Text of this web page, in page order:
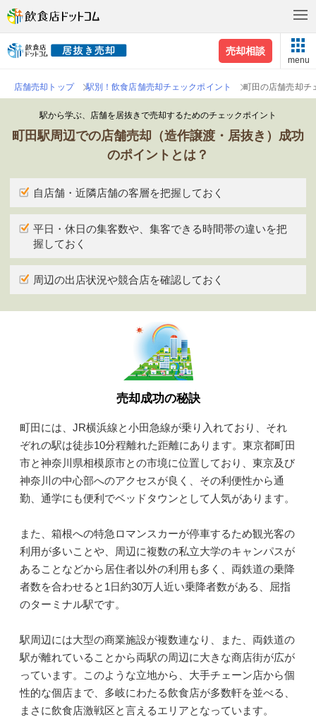
売却相談
menu
店舗売却トップ 駅別！飲食店舗売却チェックポイント 町田の店舗売却チ
駅から学ぶ、店舗を居抜きで売却するためのチェックポイント
町田駅周辺での店舗売却（造作譲渡・居抜き）成功
のポイントとは？
自店舗・近隣店舗の客層を把握しておく
平日・休日の集客数や、集客できる時間帯の違いを把
握しておく
周辺の出店状況や競合店を確認しておく
売却成功の秘訣
町田には、JR横浜線と小田急線が乗り入れており、それ
ぞれの駅は徒歩10分程離れた距離にあります。東京都町田
市と神奈川県相模原市との市境に位置しており、東京及び
神奈川の中心部へのアクセスが良く、その利便性から通
勤、通学にも便利でベッドタウンとして人気があります。
また、箱根への特急ロマンスカーが停車するため観光客の
利用が多いことや、周辺に複数の私立大学のキャンパスが
あることなどから居住者以外の利用も多く、両鉄道の乗降
者数を合わせると1日約30万人近い乗降者数がある、屈指
のターミナル駅です。
駅周辺には大型の商業施設が複数連なり、また、両鉄道の
駅が離れていることから両駅の周辺に大きな商店街が広が
っています。このような立地から、大手チェーン店から個
性的な個店まで、多岐にわたる飲食店が多数軒を並べる、
まさに飲食店激戦区と言えるエリアとなっています。